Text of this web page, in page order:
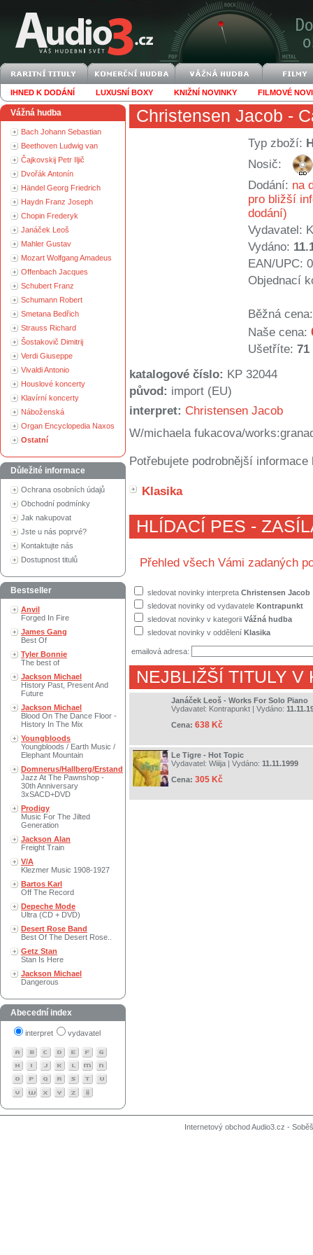
IHNED K DODÁNÍ LUXUSNÍ BOXY KNIŽNÍ NOVINKY FILMOVÉ
Vážná hudba
Bach Johann Sebastian
Beethoven Ludwig van
Čajkovskij Petr Iljič
Dvořák Antonín
Händel Georg Friedrich
Haydn Franz Joseph
Chopin Frederyk
Janáček Leoš
Mahler Gustav
Mozart Wolfgang Amadeus
Offenbach Jacques
Schubert Franz
Schumann Robert
Smetana Bedřich
Strauss Richard
Šostakovič Dimitrij
Verdi Giuseppe
Vivaldi Antonio
Houslové koncerty
Klavírní koncerty
Náboženská
Organ Encyclopedia Naxos
Ostatní
Důležité informace
Ochrana osobních údajů
Obchodní podmínky
Jak nakupovat
Jste u nás poprvé?
Kontaktujte nás
Dostupnost titulů
Bestseller
Anvil
Forged In Fire
James Gang
Best Of
Tyler Bonnie
The best of
Jackson Michael
History Past, Present And
Future
Jackson Michael
Blood On The Dance Floor -
History In The Mix
Youngbloods
Youngbloods / Earth Music /
Elephant Mountain
Domnerus/Hallberg/Erstand
Jazz At The Pawnshop -
30th Anniversary
3xSACD+DVD
Prodigy
Music For The Jilted
Generation
Jackson Alan
Freight Train
V/A
Klezmer Music 1908-1927
Bartos Karl
Off The Record
Depeche Mode
Ultra (CD + DVD)
Desert Rose Band
Best Of The Desert Rose..
Getz Stan
Stan Is Here
Jackson Michael
Dangerous
Abecední index
interpret vydavatel
Christensen Jacob -
Typ zboží:
Nosič:
Dodání: na
pro bližší
dodání)
Vydavatel:
Vydáno:
EAN/UPC:
Objednací
Běžná cena:
Naše cena:
Ušetříte: 71
katalogové číslo: KP 32044
původ: import (EU)
interpret: Christensen Jacob
W/michaela fukacova/
Potřebujete podrobnější
Klasika
HLÍDACÍ PES -
Přehled všech Vámi zadaných
sledovat novinky interpreta Christensen Jacob
sledovat novinky od vydavatele Kontrapunkt
sledovat novinky v kategorii Vážná hudba
sledovat novinky v oddělení Klasika
emailová adresa:
NEJBLIŽŠÍ TITULY V
Janáček Leoš - Works For Solo Piano
Vydavatel: Kontrapunkt | Vydáno:
Cena: 638 Kč
Le Tigre - Hot Topic
Vydavatel: Wiiija | Vydáno: 11.11.1999
Cena: 305 Kč
Internetový obchod Audio3.cz -